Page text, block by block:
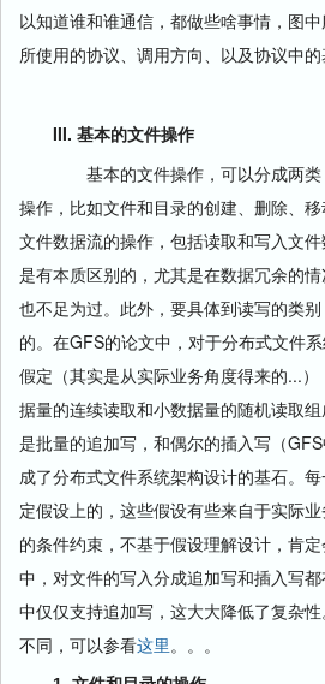
以知道谁和谁通信，都做些啥事情，图
所使用的协议、调用方向、以及协议中的
III. 基本的文件操作
基本的文件操作，可以分成两类，
操作，比如文件和目录的创建、删除、
文件数据流的操作，包括读取和写入文
是有本质区别的，尤其是在数据冗余的
也不足为过。此外，要具体到读写的类
的。在GFS的论文中，对于分布式文件
假定（其实是从实际业务角度得来的...
据量的连续读取和小数据量的随机读取
是批量的追加写，和偶尔的插入写（
成了分布式文件系统架构设计的基石。
定假设上的，这些假设有些来自于实际
的条件约束，不基于假设理解设计，肯
中，对文件的写入分成追加写和插入写
中仅仅支持追加写，这大大降低了复杂
不同，可以参看这里。。。